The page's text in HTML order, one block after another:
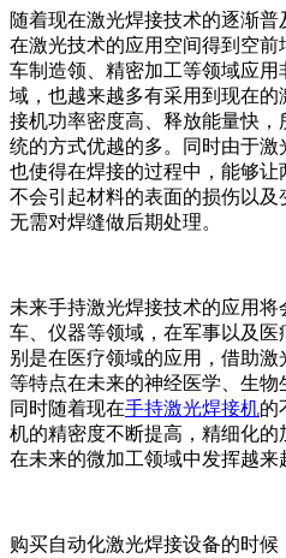
随着现在激光焊接技术的逐渐
在激光技术的应用空间得到空
车制造领、精密加工等领域应
域，也越来越多有采用到现在
接机功率密度高、释放能量快
统的方式优越的多。同时由于
也使得在焊接的过程中，能够让
不会引起材料的表面的损伤以
无需对焊缝做后期处理。
未来手持激光焊接技术的应用
车、仪器等领域，在军事以及
别是在医疗领域的应用，借助
等特点在未来的神经医学、生物
同时随着现在手持激光焊接机的
机的精密度不断提高，精细化
在未来的微加工领域中发挥越来
购买自动化激光焊接设备的时